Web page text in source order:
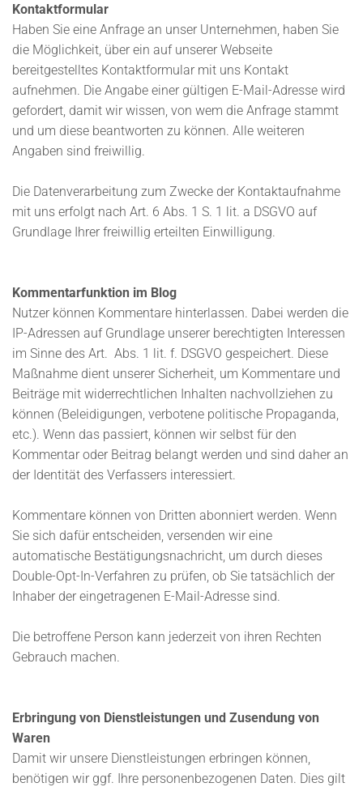
Kontaktformular
Haben Sie eine Anfrage an unser Unternehmen, haben Sie
die Möglichkeit, über ein auf unserer Webseite
bereitgestelltes Kontaktformular mit uns Kontakt
aufnehmen. Die Angabe einer gültigen E-Mail-Adresse wird
gefordert, damit wir wissen, von wem die Anfrage stammt
und um diese beantworten zu können. Alle weiteren
Angaben sind freiwillig.
Die Datenverarbeitung zum Zwecke der Kontaktaufnahme
mit uns erfolgt nach Art. 6 Abs. 1 S. 1 lit. a DSGVO auf
Grundlage Ihrer freiwillig erteilten Einwilligung.
Kommentarfunktion im Blog
Nutzer können Kommentare hinterlassen. Dabei werden die
IP-Adressen auf Grundlage unserer berechtigten Interessen
im Sinne des Art. Abs. 1 lit. f. DSGVO gespeichert. Diese
Maßnahme dient unserer Sicherheit, um Kommentare und
Beiträge mit widerrechtlichen Inhalten nachvollziehen zu
können (Beleidigungen, verbotene politische Propaganda,
etc.). Wenn das passiert, können wir selbst für den
Kommentar oder Beitrag belangt werden und sind daher an
der Identität des Verfassers interessiert.
Kommentare können von Dritten abonniert werden. Wenn
Sie sich dafür entscheiden, versenden wir eine
automatische Bestätigungsnachricht, um durch dieses
Double-Opt-In-Verfahren zu prüfen, ob Sie tatsächlich der
Inhaber der eingetragenen E-Mail-Adresse sind.
Die betroffene Person kann jederzeit von ihren Rechten
Gebrauch machen.
Erbringung von Dienstleistungen und Zusendung von
Waren
Damit wir unsere Dienstleistungen erbringen können,
benötigen wir ggf. Ihre personenbezogenen Daten. Dies gilt